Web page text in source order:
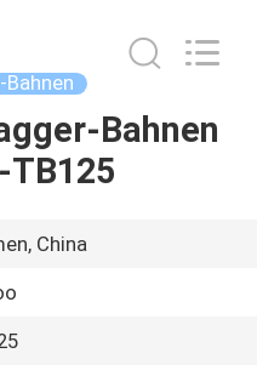
Bahnen
TB125
China